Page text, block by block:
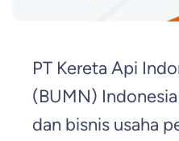
PT Kereta Api
(BUMN)
dan bisnis usaha